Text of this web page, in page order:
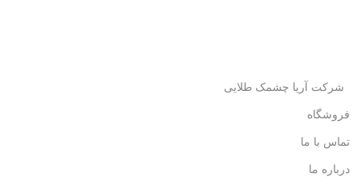
شرکت آریا چشمک طلایی
فروشگاه
تماس با ما
درباره ما